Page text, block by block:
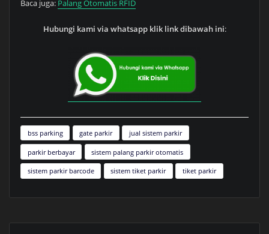
Baca juga: Palang Otomatis RFID
Hubungi kami via whatsapp klik link dibawah ini:
bss parking gate parkir jual sistem parkir
parkir berbayar sistem palang parkir otomatis
sistem parkir barcode sistem tiket parkir tiket parkir